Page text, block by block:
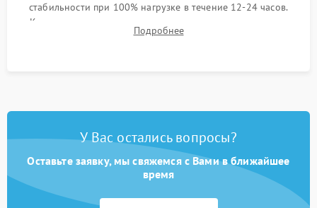
стабильности при 100% нагрузке в течение 12-24 часов.
Контроль температурных режимов, проверка отсутствия
троттлинга и подготовка сервера к выдаче.
Подробнее
У Вас остались вопросы?
Оставьте заявку, мы свяжемся с Вами в ближайшее
время